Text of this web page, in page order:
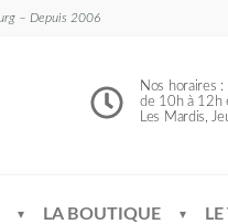
– Depuis 2006
Nos horaires :
de 10h à 12h
Les Mardis,
LA BOUTIQUE